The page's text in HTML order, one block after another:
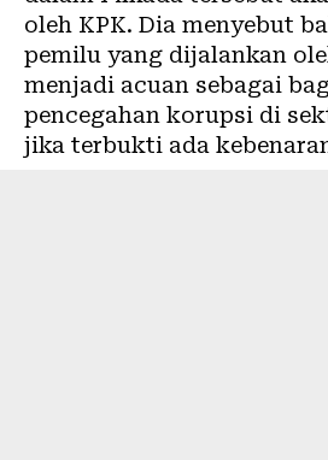
oleh KPK. Dia menyebut
pemilu yang dijalankan
menjadi acuan sebagai
pencegahan korupsi di
jika terbukti ada